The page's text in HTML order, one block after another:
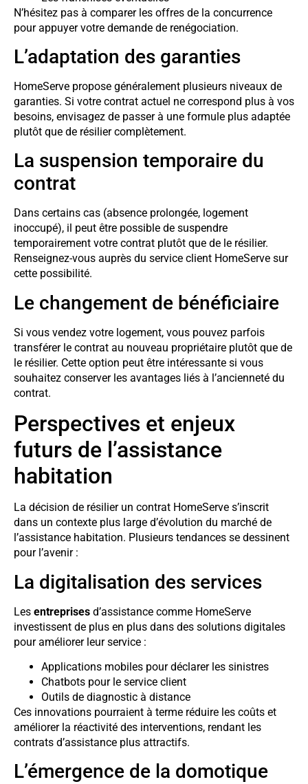
N’hésitez pas à comparer les offres de la concurrence
pour appuyer votre demande de renégociation.
L’adaptation des garanties
HomeServe propose généralement plusieurs niveaux de
garanties. Si votre contrat actuel ne correspond plus à vos
besoins, envisagez de passer à une formule plus adaptée
plutôt que de résilier complètement.
La suspension temporaire du
contrat
Dans certains cas (absence prolongée, logement
inoccupé), il peut être possible de suspendre
temporairement votre contrat plutôt que de le résilier.
Renseignez-vous auprès du service client HomeServe sur
cette possibilité.
Le changement de bénéficiaire
Si vous vendez votre logement, vous pouvez parfois
transférer le contrat au nouveau propriétaire plutôt que de
le résilier. Cette option peut être intéressante si vous
souhaitez conserver les avantages liés à l’ancienneté du
contrat.
Perspectives et enjeux
futurs de l’assistance
habitation
La décision de résilier un contrat HomeServe s’inscrit
dans un contexte plus large d’évolution du marché de
l’assistance habitation. Plusieurs tendances se dessinent
pour l’avenir :
La digitalisation des services
Les entreprises d’assistance comme HomeServe
investissent de plus en plus dans des solutions digitales
pour améliorer leur service :
Applications mobiles pour déclarer les sinistres
Chatbots pour le service client
Outils de diagnostic à distance
Ces innovations pourraient à terme réduire les coûts et
améliorer la réactivité des interventions, rendant les
contrats d’assistance plus attractifs.
L’émergence de la domotique